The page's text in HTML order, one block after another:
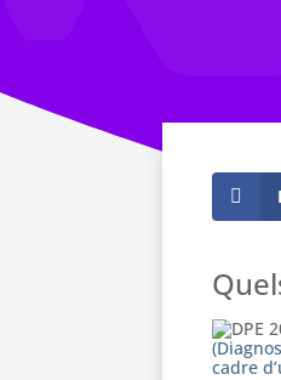
cadre